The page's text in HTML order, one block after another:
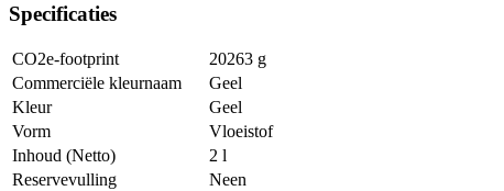
Specificaties
CO2e-footprint
20263 g
Commerciële kleurnaam
Geel
Kleur
Geel
Vorm
Vloeistof
Inhoud (Netto)
2 l
Reservevulling
Neen